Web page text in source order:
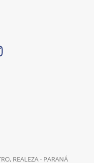
REALEZA - PARANÁ